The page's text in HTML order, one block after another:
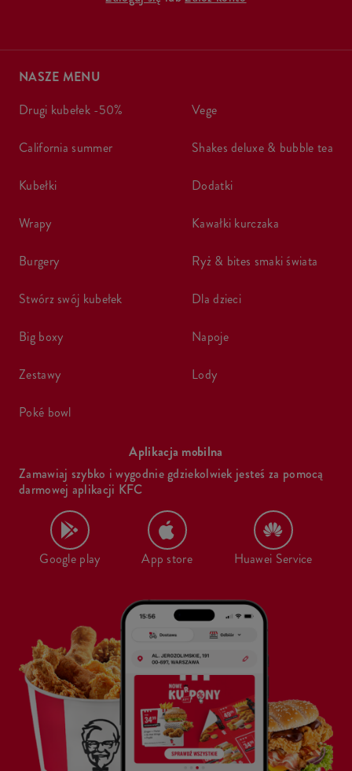
NASZE MENU
drugi kubełek -50%
california summer
kubełki
wrapy
burgery
stwórz swój kubełek
big boxy
zestawy
poké bowl
vege
shakes deluxe & bubble tea
dodatki
kawałki kurczaka
ryż & bites smaki świata
dla dzieci
napoje
lody
Aplikacja mobilna
Zamawiaj szybko i wygodnie gdziekolwiek jesteś za pomocą
darmowej aplikacji KFC
Google play App store Huawei Service